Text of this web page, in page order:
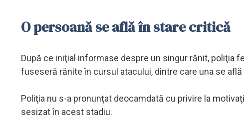
O persoană se află în stare critică
După ce iniţial informase despre un singur rănit, poliţia
fuseseră rănite în cursul atacului, dintre care una se
Poliţia nu s-a pronunţat deocamdată cu privire la
sesizat în acest stadiu.